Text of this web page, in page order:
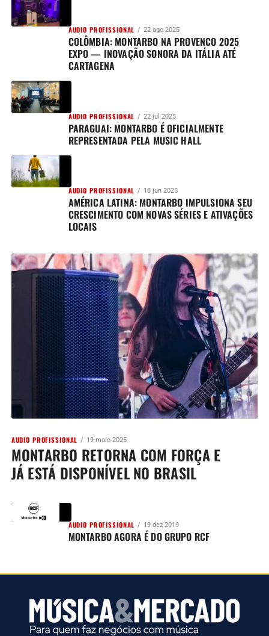
AUDIO PROFISSIONAL 22 ago 2025
COLÔMBIA: MONTARBO NA PROVENCO 2025
EXPO — INOVAÇÃO SONORA DA ITÁLIA ATÉ
CARTAGENA
AUDIO PROFISSIONAL 22 jul 2025
PARAGUAI: MONTARBO É OFICIALMENTE
REPRESENTADA PELA MUSIC HALL
AUDIO PROFISSIONAL 18 jun 2025
AMÉRICA LATINA: MONTARBO IMPULSIONA SEU
CRESCIMENTO COM NOVAS SÉRIES E ATIVAÇÕES
LOCAIS
AUDIO PROFISSIONAL 19 maio 2025
MONTARBO RETORNA COM FORÇA E
JÁ ESTÁ DISPONÍVEL NO BRASIL
AUDIO PROFISSIONAL 19 dez 2019
MONTARBO AGORA É DO GRUPO RCF